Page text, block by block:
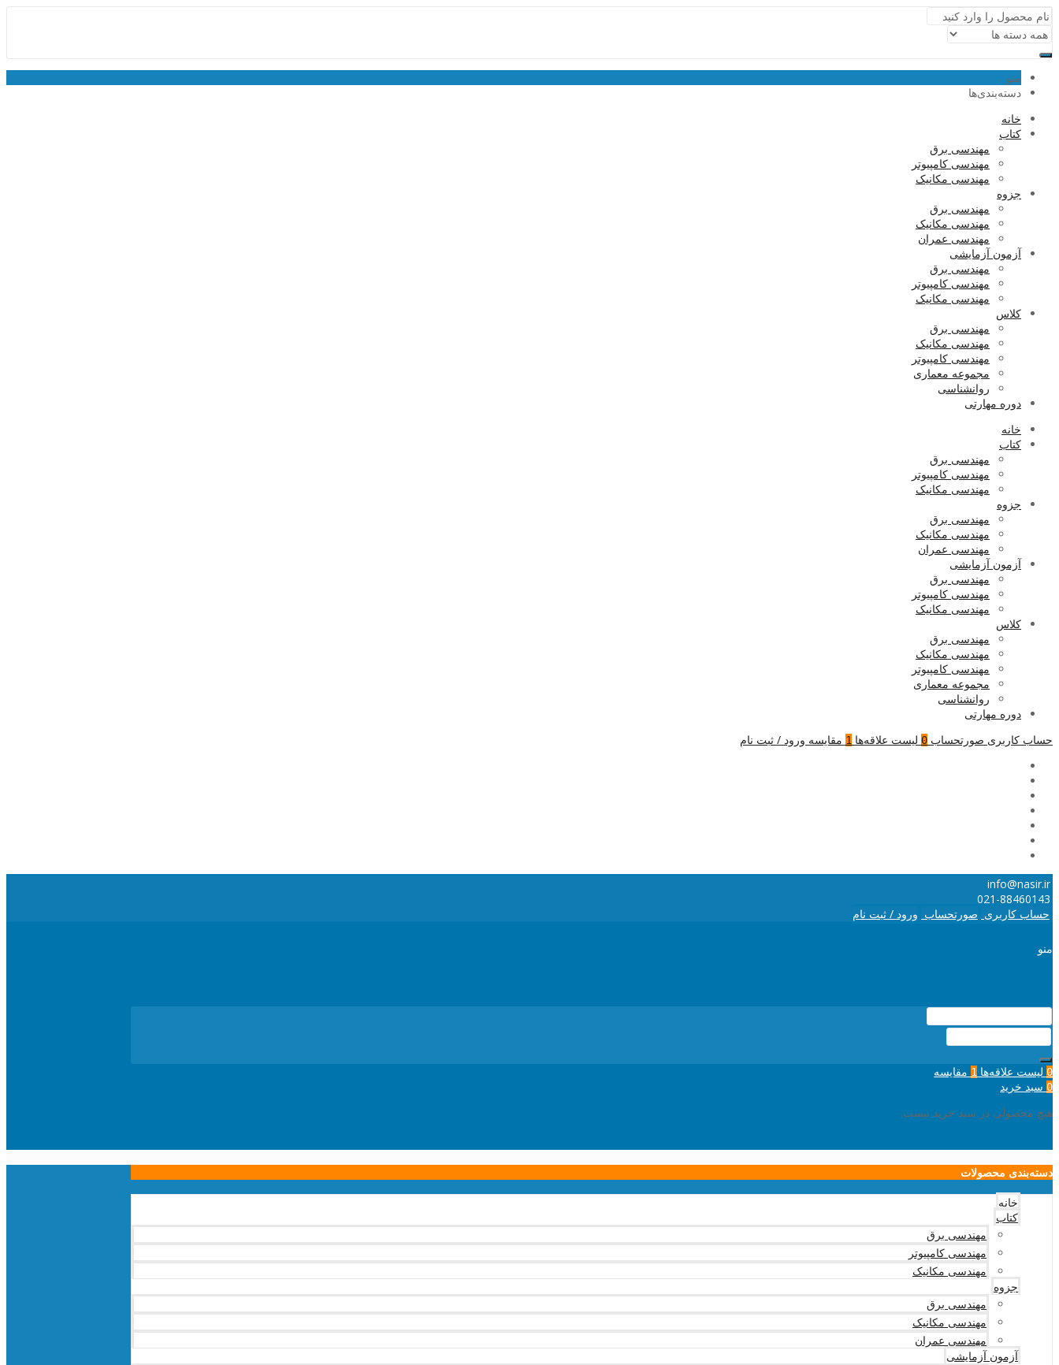
منو
دسته‌بندی‌ها
خانه
کتاب
مهندسی برق
مهندسی کامپیوتر
مهندسی مکانیک
جزوه
مهندسی برق
مهندسی مکانیک
مهندسی عمران
آزمون آزمایشی
مهندسی برق
مهندسی کامپیوتر
مهندسی مکانیک
کلاس
مهندسی برق
مهندسی مکانیک
مهندسی کامپیوتر
مجموعه معماری
روانشناسی
دوره مهارتی
خانه
کتاب
مهندسی برق
مهندسی کامپیوتر
مهندسی مکانیک
جزوه
مهندسی برق
مهندسی مکانیک
مهندسی عمران
آزمون آزمایشی
مهندسی برق
مهندسی کامپیوتر
مهندسی مکانیک
کلاس
مهندسی برق
مهندسی مکانیک
مهندسی کامپیوتر
مجموعه معماری
روانشناسی
دوره مهارتی
حساب کاربری صورتحساب 0 لیست علاقه‌ها 1 مقایسه ورود / ثبت نام
info@nasir.ir
021-88460143
حساب کاربری صورتحساب ورود / ثبت نام
منو
0 لیست علاقه‌ها 1 مقایسه
0 سبد خرید
هیچ محصولی در سبد خرید نیست.
دسته‌بندی محصولات
خانه
کتاب
مهندسی برق
مهندسی کامپیوتر
مهندسی مکانیک
جزوه
مهندسی برق
مهندسی مکانیک
مهندسی عمران
آزمون آزمایشی